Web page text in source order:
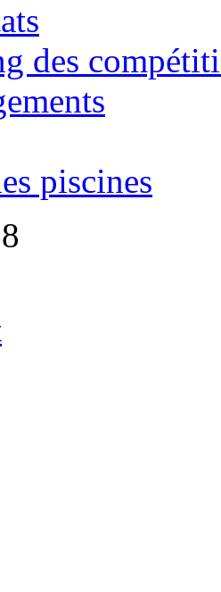
des
piscines